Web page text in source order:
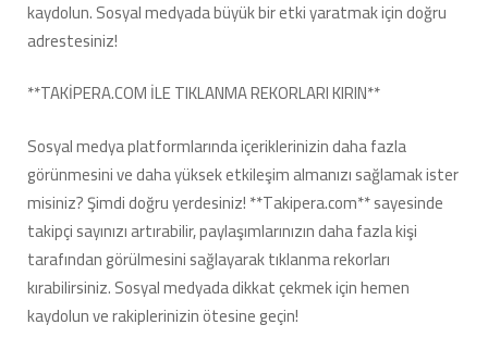
kaydolun. Sosyal medyada büyük bir etki yaratmak için doğru
adrestesiniz!
**TAKİPERA.COM İLE TIKLANMA REKORLARI KIRIN**
Sosyal medya platformlarında içeriklerinizin daha fazla
görünmesini ve daha yüksek etkileşim almanızı sağlamak ister
misiniz? Şimdi doğru yerdesiniz! **Takipera.com** sayesinde
takipçi sayınızı artırabilir, paylaşımlarınızın daha fazla kişi
tarafından görülmesini sağlayarak tıklanma rekorları
kırabilirsiniz. Sosyal medyada dikkat çekmek için hemen
kaydolun ve rakiplerinizin ötesine geçin!